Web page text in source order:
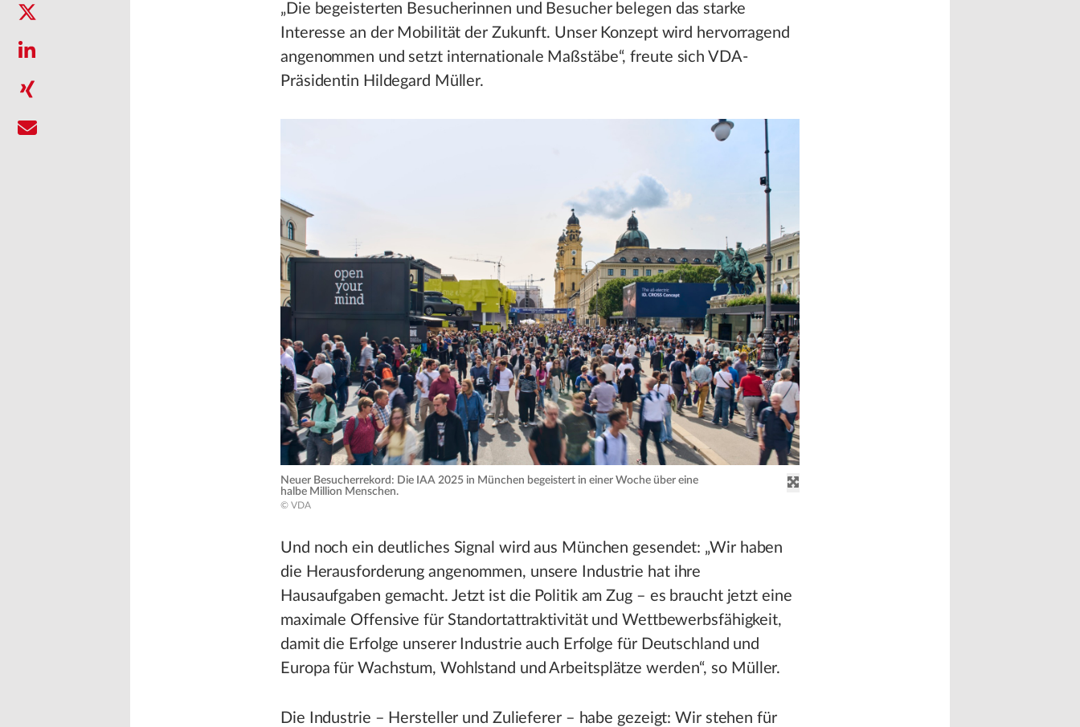
„Die begeisterten Besucherinnen und Besucher belegen das starke
Interesse an der Mobilität der Zukunft. Unser Konzept wird hervorragend
angenommen und setzt internationale Maßstäbe“, freute sich VDA-
Präsidentin Hildegard Müller.
Neuer Besucherrekord: Die IAA 2025 in München begeistert in einer Woche über eine
halbe Million Menschen.
© VDA
Und noch ein deutliches Signal wird aus München gesendet: „Wir haben
die Herausforderung angenommen, unsere Industrie hat ihre
Hausaufgaben gemacht. Jetzt ist die Politik am Zug – es braucht jetzt eine
maximale Offensive für Standortattraktivität und Wettbewerbsfähigkeit,
damit die Erfolge unserer Industrie auch Erfolge für Deutschland und
Europa für Wachstum, Wohlstand und Arbeitsplätze werden“, so Müller.
Die Industrie – Hersteller und Zulieferer – habe gezeigt: Wir stehen für